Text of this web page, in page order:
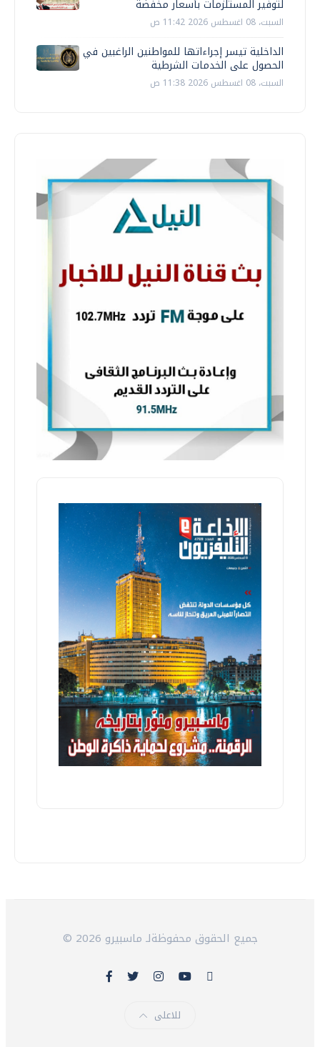
لتوفير المستلزمات بأسعار مخفضة
السبت، 08 اغسطس 2026 11:42 ص
الداخلية تيسر إجراءاتها للمواطنين الراغبين في
الحصول على الخدمات الشرطية
السبت، 08 اغسطس 2026 11:38 ص
© 2026 جميع الحقوق محفوظةلـ ماسبيرو
للاعلى